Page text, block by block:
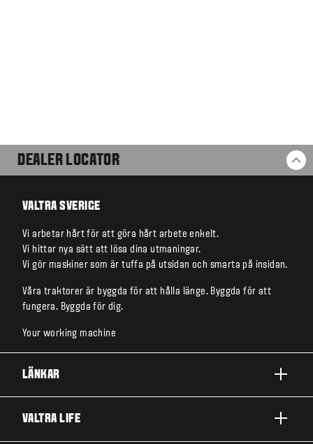
DEALER LOCATOR
VALTRA SVERIGE
Vi arbetar hårt för att göra hårt arbete enkelt.
Vi hittar nya sätt att lösa dina utmaningar.
Vi gör maskiner som är tuffa på utsidan och smarta på insidan.
Våra traktorer är byggda för att hålla länge. Byggda för att
fungera. Byggda för dig.
Your working machine
LÄNKAR
VALTRA LIFE